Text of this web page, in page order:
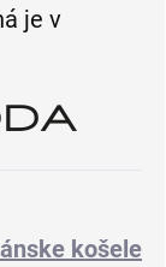
je v
košele